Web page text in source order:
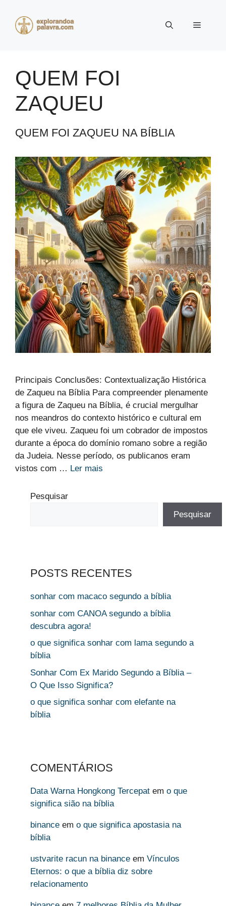
Menu
QUEM FOI
ZAQUEU
QUEM FOI ZAQUEU NA BÍBLIA
Principais Conclusões: Contextualização Histórica
de Zaqueu na Bíblia Para compreender plenamente
a figura de Zaqueu na Bíblia, é crucial mergulhar
nos meandros do contexto histórico e cultural em
que ele viveu. Zaqueu foi um cobrador de impostos
durante a época do domínio romano sobre a região
da Judeia. Nesse período, os publicanos eram
vistos com … Ler mais
Pesquisar
Pesquisar
POSTS RECENTES
sonhar com macaco segundo a bíblia
sonhar com CANOA segundo a bíblia
descubra agora!
o que significa sonhar com lama segundo a
bíblia
Sonhar Com Ex Marido Segundo a Bíblia –
O Que Isso Significa?
o que significa sonhar com elefante na
bíblia
COMENTÁRIOS
Data Warna Hongkong Tercepat em o que
significa sião na bíblia
binance em o que significa apostasia na
bíblia
ustvarite racun na binance em Vínculos
Eternos: o que a bíblia diz sobre
relacionamento